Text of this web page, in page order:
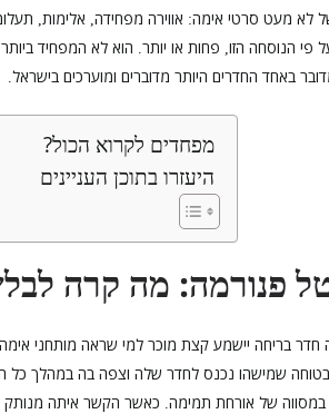
לא מעט סרטי אימה: אווירה מפחידה, אלימות,
פי הנוסחה הזו, פחות או יותר. הוא לא המפחיד
באחד החדרים היותר מדוברים ומוערכים בישראל.
מפחדים לקרוא הכול?
היעזרו בתוכן העניינים
פנורמה: מה קרה
בריחה יישמע קצת מוכר למי שראה מותחני אימה
שמישהו נכנס לחדר שלה וצפה בה במהלך כל
במסווה של אורחת תמימה. כאשר הקשר איתה מנותק